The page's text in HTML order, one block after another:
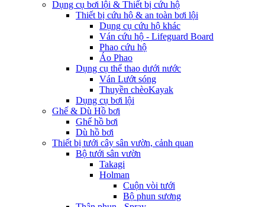
Dụng cụ bơi lội & Thiết bị cứu hộ
Thiết bị cứu hộ & an toàn bơi lội
Dụng cụ cứu hộ khác
Ván cứu hộ - Lifeguard Board
Phao cứu hộ
Áo Phao
Dụng cụ thể thao dưới nước
Ván Lướt sóng
Thuyền chèoKayak
Dụng cụ bơi lội
Ghế & Dù Hồ bơi
Ghế hồ bơi
Dù hồ bơi
Thiết bị tưới cây sân vườn, cảnh quan
Bộ tưới sân vườn
Takagi
Holman
Cuộn vòi tưới
Bộ phun sương